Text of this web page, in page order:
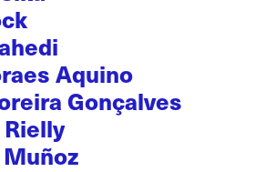
Aquino
Gonçalves